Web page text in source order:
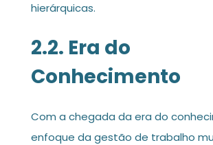
hierárquicas.
2.2. Era do
Conhecimento
Com a chegada da era do
enfoque da gestão de trabalho